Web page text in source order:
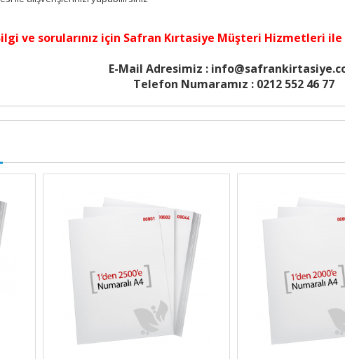
ve sorularınız için Safran Kırtasiye Müşteri Hizmetleri ile
E-Mail Adresimiz :
Telefon Numaramız : 0212 552 46 77